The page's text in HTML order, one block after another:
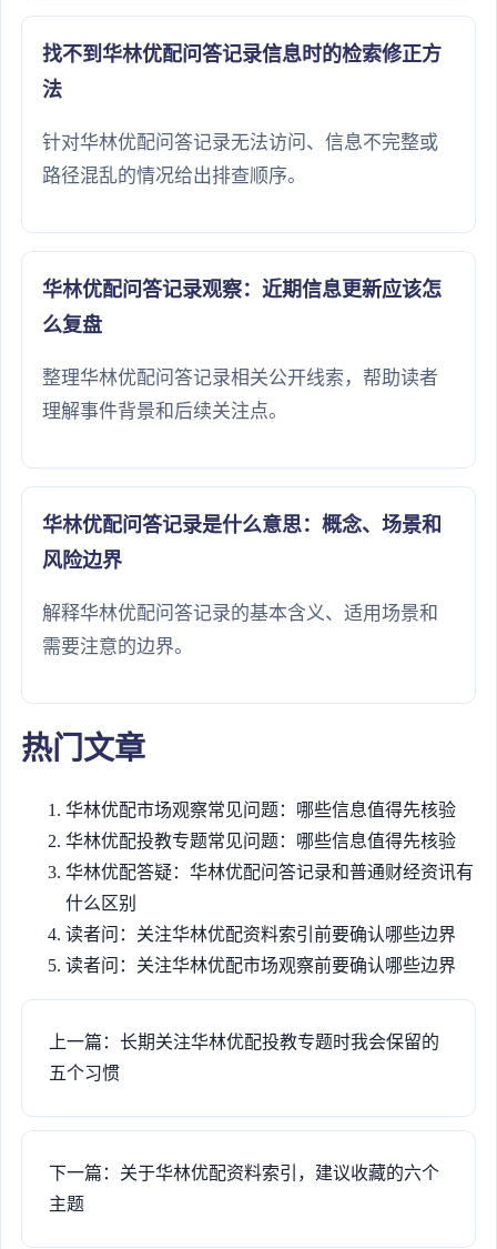
找不到华林优配问答记录信息时的检索修正方
法
针对华林优配问答记录无法访问、信息不完整或
路径混乱的情况给出排查顺序。
华林优配问答记录观察：近期信息更新应该怎
么复盘
整理华林优配问答记录相关公开线索，帮助读者
理解事件背景和后续关注点。
华林优配问答记录是什么意思：概念、场景和
风险边界
解释华林优配问答记录的基本含义、适用场景和
需要注意的边界。
热门文章
华林优配市场观察常见问题：哪些信息值得先核验
华林优配投教专题常见问题：哪些信息值得先核验
华林优配答疑：华林优配问答记录和普通财经资讯有
什么区别
读者问：关注华林优配资料索引前要确认哪些边界
读者问：关注华林优配市场观察前要确认哪些边界
上一篇：长期关注华林优配投教专题时我会保留的
五个习惯
下一篇：关于华林优配资料索引，建议收藏的六个
主题